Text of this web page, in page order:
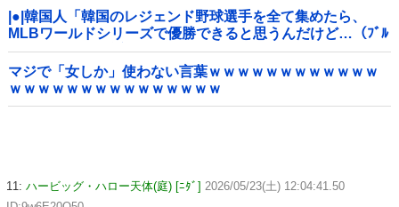
|●|韓国人「韓国のレジェンド野球選手を全て集めたら、
MLBワールドシリーズで優勝できると思うんだけど…（ﾌﾞﾙ
ﾌﾞﾙ」＝韓国の反応
マジで「女しか」使わない言葉ｗｗｗｗｗｗｗｗｗｗｗｗ
ｗｗｗｗｗｗｗｗｗｗｗｗｗｗｗ
11: ハービッグ・ハロー天体(庭) [ﾆﾀﾞ] 2026/05/23(土) 12:04:41.50